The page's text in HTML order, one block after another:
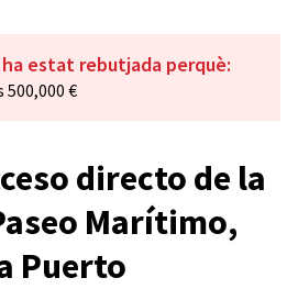
estat rebutjada perquè:
500,000 €
directo de la
Marítimo,
Puerto